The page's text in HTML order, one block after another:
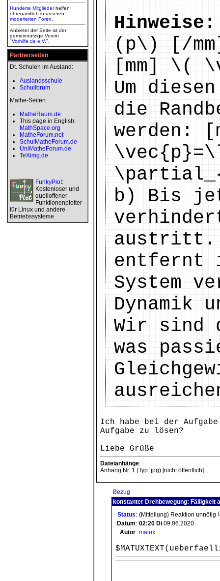
Hunderte Mitgliederhelfen
ehrenamtlich in unseren
moderierten Foren
Anbieter der Seite ist der
gemeinnützige Verein
"Vorhilfe.de e.V.".
Partnerseiten
Dt. Schulen im Ausland:
Auslandsschule
Schulforum
Mathe-Seiten:
MatheRaum.de
This page in English:
MathSpace.org
MatheForum.net
SchulMatheForum.de
UniMatheForum.de
TeXimg.de
FunkyPlot:
Kostenloser und
quelloffener
Funktionenplotter
für Linux und andere
Betriebssysteme
Hinweise:
(p\) [/
[mm] \(
Um
die
werden:
b) Bis
austritt.
entfernt
System
Wir sind
was
Ich habe bei der
Aufgabe zu lösen?
Liebe Grüße
Dateianhänge:
Anhang Nr. 1 (Typ: jpg) [nicht öffentlich]
Bezug
konstanter Drehbewegung: Fälligkeit
Status: (Mitteilung) Reaktion unnötig
Datum: 02:20 Di 09.06.2020
Autor: matux